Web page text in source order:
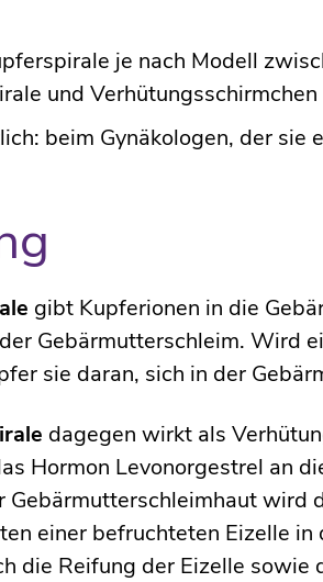
je nach Modell
und
beim Gynäkologen, der sie
gibt Kupferionen in die
Gebärmutterschleim. Wird
sie daran, sich in der
dagegen wirkt als
Hormon Levonorgestrel an
Gebärmutterschleimhaut wird
einer befruchteten Eizelle in
die Reifung der Eizelle sowie